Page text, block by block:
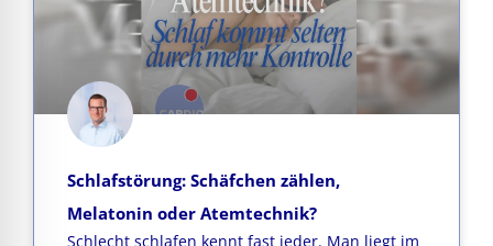
Schlafstörung: Schäfchen zählen,
Melatonin oder Atemtechnik?
Schlecht schlafen kennt fast jeder. Man liegt im